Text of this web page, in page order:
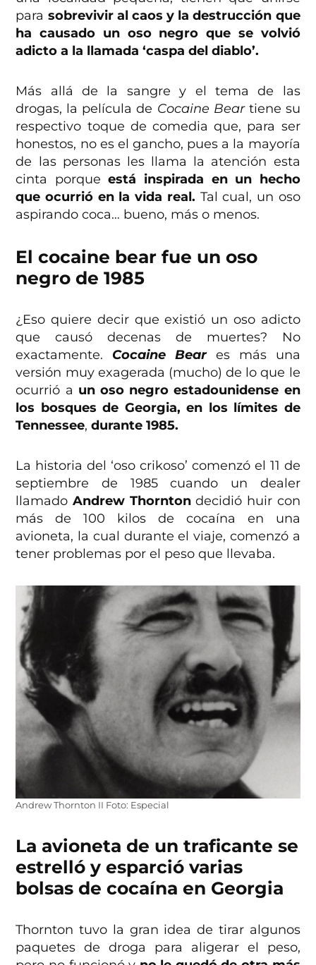
para sobrevivir al caos y la destrucción que
ha causado un oso negro que se volvió
adicto a la llamada ‘caspa del diablo’.
Más allá de la sangre y el tema de las
drogas, la película de Cocaine Bear tiene su
respectivo toque de comedia que, para ser
honestos, no es el gancho, pues a la mayoría
de las personas les llama la atención esta
cinta porqueestá inspirada en un hecho
que ocurrió en la vida real. Tal cual, un oso
aspirando coca… bueno, más o menos.
El cocaine bear fue un oso
negro de 1985
¿Eso quiere decir que existió un oso adicto
que causó decenas de muertes? No
exactamente.
Cocaine Beares más una
versión muy exagerada (mucho) de lo que le
ocurrió a un oso negro estadounidense en
los bosques de Georgia, en los límites de
Tennessee,durante 1985.
La historia del ‘oso crikoso’ comenzó el 11 de
septiembre de 1985 cuando un dealer
llamadoAndrew Thorntondecidió huir con
más de 100 kilos de cocaína en una
avioneta, la cual durante el viaje, comenzó a
tener problemas por el peso que llevaba.
Andrew Thornton II Foto: Especial
La avioneta de un traficante se
estrelló y esparció varias
bolsas de cocaína en Georgia
Thornton tuvo la gran idea de tirar algunos
paquetes de droga para aligerar el peso,